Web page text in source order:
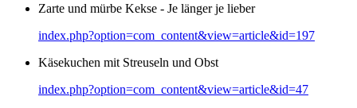
Zarte und mürbe Kekse - Je länger je lieber
index.php?option=com_content&view=article&id=197
Käsekuchen mit Streuseln und Obst
index.php?option=com_content&view=article&id=47